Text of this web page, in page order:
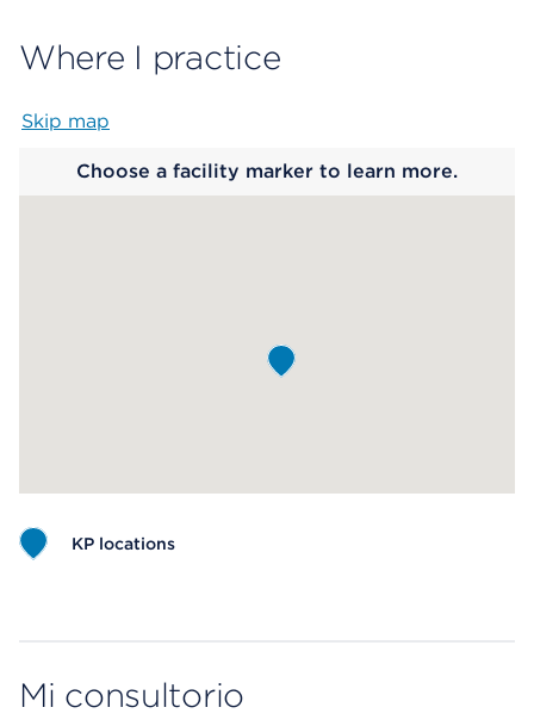
Where I practice
Skip map
Choose a facility marker to learn more.
KP locations
Mi consultorio